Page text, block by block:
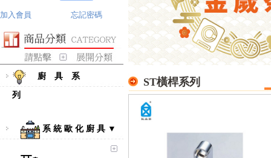
加入會員 忘記密碼
廚 具 系
列
系 統 歐 化 廚 具 ▼
ST橫桿系列